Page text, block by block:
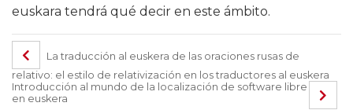
euskara tendrá qué decir en este ámbito.
La traducción al euskera de las oraciones rusas de
relativo: el estilo de relativización en los traductores al euskera
Introducción al mundo de la localización de software libre
en euskera